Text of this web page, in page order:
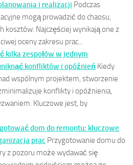
i realizacji Podczas
mogą prowadzić do chaosu,
kosztów. Najczęściej wynikają one z
oceny zakresu prac...
kilka zespołów w jednym
konfliktów i opóźnień Kiedy
wspólnym projektem, stworzenie
konflikty i opóźnienia,
Kluczowe jest, by
dom do remontu: kluczowe
prac Przygotowanie domu do
z pozoru może wydawać się